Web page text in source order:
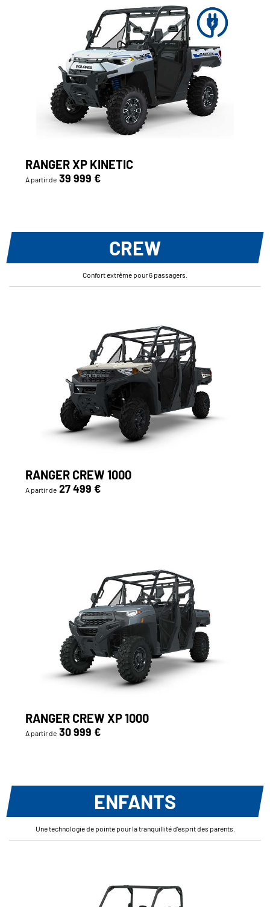
RANGER XP KINETIC
A partir de 39 999 €
CREW
Confort extrême pour 6 passagers.
RANGER CREW 1000
A partir de 27 499 €
RANGER CREW XP 1000
A partir de 30 999 €
ENFANTS
Une technologie de pointe pour la tranquillité d'esprit des parents.